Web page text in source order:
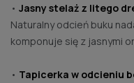
• Jasny stelaż z litego
Naturalny odcień buku
komponuje się z jasnymi
• Tapicerka w odcieniu